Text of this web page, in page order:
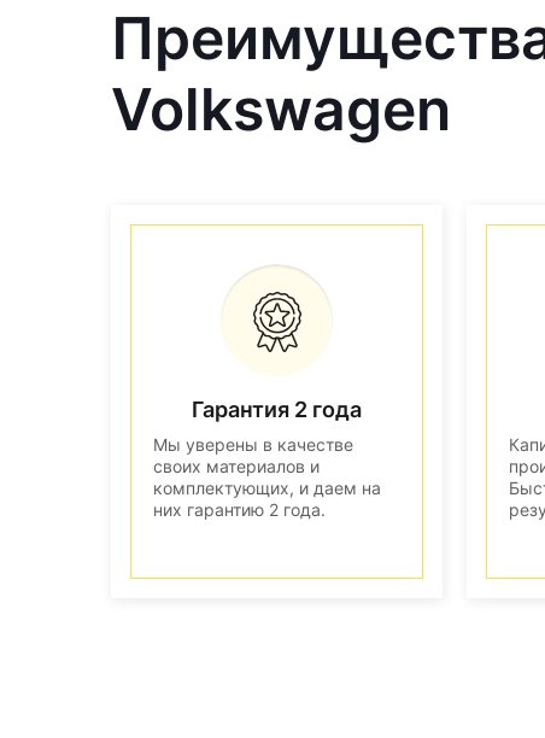
Volkswagen
Гарантия 2 года
Мы уверены в качестве
своих материалов и
комплектующих, и даем на
них гарантию 2 года.